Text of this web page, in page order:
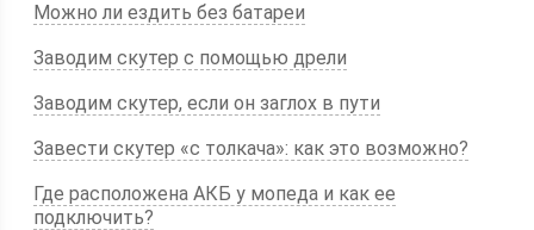
Можно ли ездить без батареи
Заводим скутер с помощью дрели
Заводим скутер, если он заглох в пути
Завести скутер «с толкача»: как это возможно?
Где расположена АКБ у мопеда и как ее
подключить?